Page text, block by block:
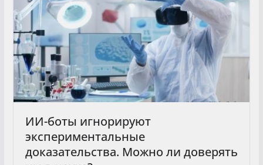
ИИ-боты игнорируют
экспериментальные
доказательства. Можно ли доверять